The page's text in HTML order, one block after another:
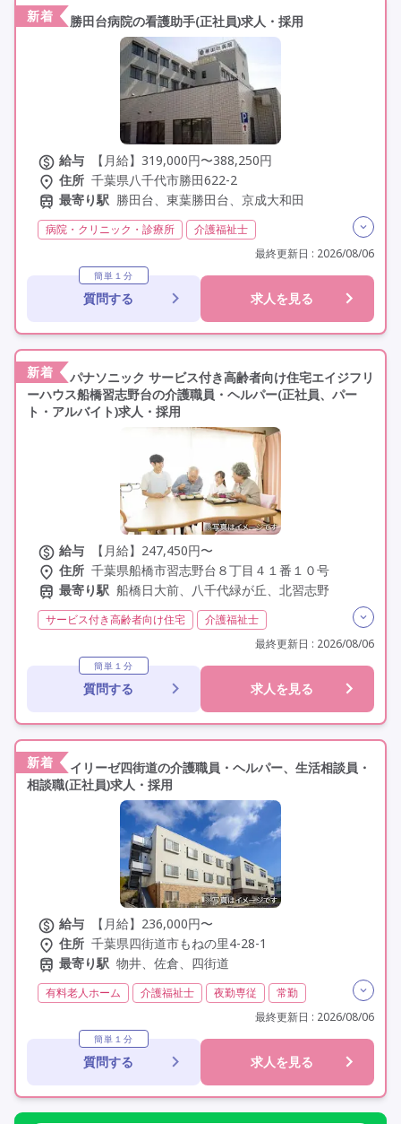
新着 勝田台病院の看護助手(正社員)求人・採用
給与
【月給】319,000円〜388,250円
住所 千葉県八千代市勝田622-2
最寄り駅 勝田台、東葉勝田台、京成大和田
病院・クリニック・診療所
介護福祉士
初任者研修(ヘルパー2級)
夜勤専従 残業月20時間以内
常勤
社会保険完備
交通費支給
託児所・保育支援あり
年間休日110日以上
学歴不問
定年60歳以上
車通勤可
最終更新日 : 2026/08/06
簡単１分
質問する 求人を見る
新着
パナソニック サービス付き高齢者向け住宅エイジフリ
ーハウス船橋習志野台の介護職員・ヘルパー(正社員、パー
ト・アルバイト)求人・採用
給与
【月給】247,450円〜
住所 千葉県船橋市習志野台８丁目４１番１０号
最寄り駅 船橋日大前、八千代緑が丘、北習志野
サービス付き高齢者向け住宅
介護福祉士
初任者研修(ヘルパー2級)
社会福祉士
夜勤専従 残業月20時間以内
常勤
社会保険完備
学歴不問
定年60歳以上
定年65歳以上
駅近 資格取得支援 研修制度あり
最終更新日 : 2026/08/06
簡単１分
質問する 求人を見る
新着
イリーゼ四街道の介護職員・ヘルパー、生活相談員・
相談職(正社員)求人・採用
給与
【月給】236,000円〜
住所 千葉県四街道市もねの里4-28-1
最寄り駅 物井、佐倉、四街道
有料老人ホーム 介護福祉士 夜勤専従
常勤
未経験歓迎
定年60歳以上
定年65歳以上
車通勤可
資格取得支援
研修制度あり
最終更新日 : 2026/08/06
簡単１分
質問する 求人を見る